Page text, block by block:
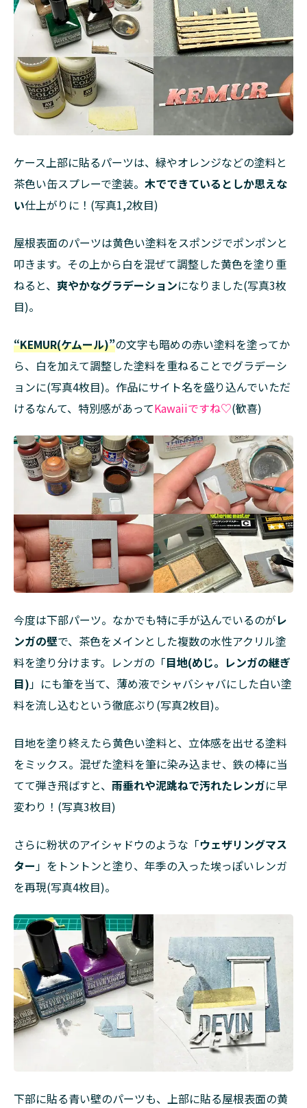
ケース上部に貼るパーツは、緑やオレンジなどの塗料と
茶色い缶スプレーで塗装。 木でできているとしか思えな
い仕上がりに！(写真1,2枚目)
屋根表面のパーツは黄色い塗料をスポンジでポンポンと
叩きます。その上から白を混ぜて調整した黄色を塗り重
ねると、 爽やかなグラデーションになりました(写真3枚
目)。
“KEMUR(ケムール)”の文字も暗めの赤い塗料を塗ってか
ら、白を加えて調整した塗料を重ねることでグラデーシ
ョンに(写真4枚目)。作品にサイト名を盛り込んでいただ
けるなんて、特別感があってKawaiiですね♡(歓喜)
今度は下部パーツ。なかでも特に手が込んでいるのがレ
ンガの壁で、茶色をメインとした複数の水性アクリル塗
料を塗り分けます。レンガの「目地(めじ。レンガの継ぎ
目)」にも筆を当て、薄め液でシャバシャバにした白い塗
料を流し込むという徹底ぶり(写真2枚目)。
目地を塗り終えたら黄色い塗料と、立体感を出せる塗料
をミックス。混ぜた塗料を筆に染み込ませ、鉄の棒に当
てて弾き飛ばすと、 雨垂れや泥跳ねで汚れたレンガに早
変わり！(写真3枚目)
さらに粉状のアイシャドウのような「ウェザリングマス
ター」をトントンと塗り、年季の入った埃っぽいレンガ
を再現(写真4枚目)。
下部に貼る青い壁のパーツも、上部に貼る屋根表面の黄